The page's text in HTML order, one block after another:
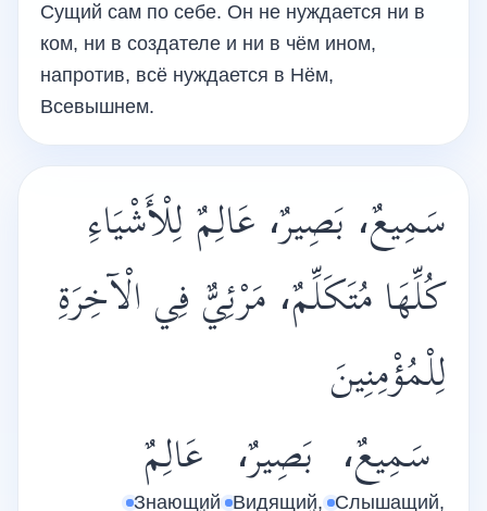
Сущий сам по себе. Он не нуждается ни в
ком, ни в создателе и ни в чём ином,
напротив, всё нуждается в Нём,
Всевышнем.
سَمِيعٌ، بَصِيرٌ، عَالِمٌ لِلْأَشْيَاءِ
كُلِّهَا مُتَكَلِّمٌ، مَرْئِيٌّ فِي الْآخِرَةِ
لِلْمُؤْمِنِينَ
سَمِيعٌ،
Слышащий,
بَصِيرٌ،
Видящий,
عَالِمٌ
Знающий